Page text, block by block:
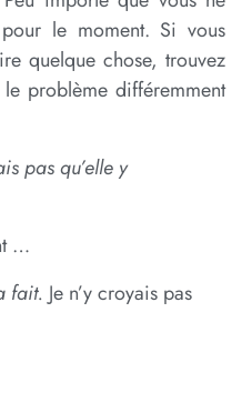
le moment. Si vous
quelque chose, trouvez
problème différemment
pas qu’elle y
…
fait. Je n’y croyais pas